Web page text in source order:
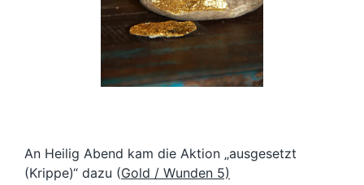
An Heilig Abend kam die Aktion „ausgesetzt
(Krippe)“ dazu (Gold / Wunden 5)